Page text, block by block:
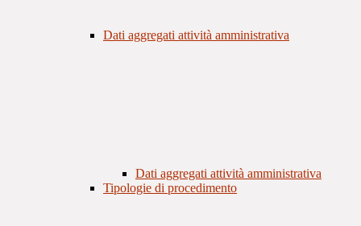
Dati aggregati attività amministrativa
Dati aggregati attività amministrativa
Tipologie di procedimento